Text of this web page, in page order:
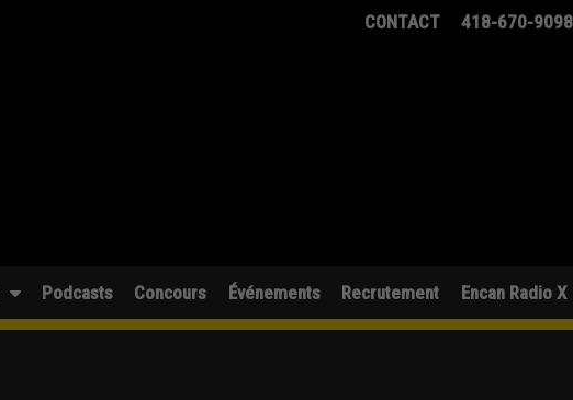
CONTACT 418-670-9098
Podcasts Concours Événements Recrutement Encan Radio X